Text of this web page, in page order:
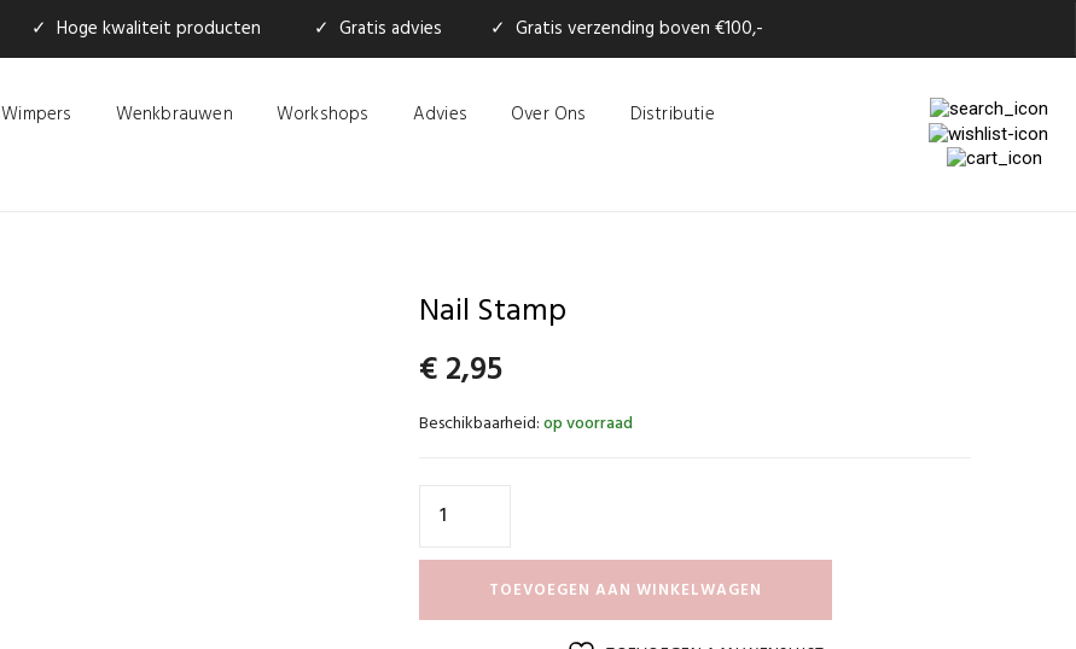
✓ Hoge kwaliteit producten ✓ Gratis advies ✓ Gratis verzending boven €100,-
Wimpers Wenkbrauwen Workshops Advies Over Ons Distributie
Nail Stamp
€2,95
Beschikbaarheid:op voorraad
TOEVOEGEN AAN WINKELWAGEN